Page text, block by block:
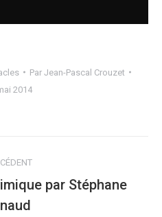
Par Jean-Pascal Crouzet
2014
Article
précédent
par Stéphane